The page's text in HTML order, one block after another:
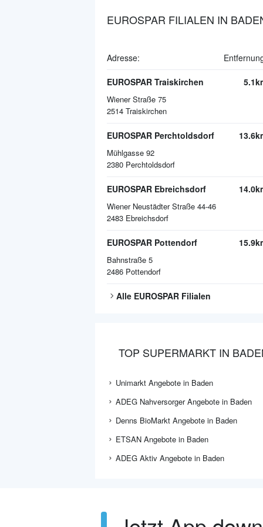
EUROSPAR FILIALEN IN
Adresse:
EUROSPAR Traiskirchen
Wiener Straße 75
2514 Traiskirchen
EUROSPAR Perchtoldsdorf
Mühlgasse 92
2380 Perchtoldsdorf
EUROSPAR Ebreichsdorf
Wiener Neustädter Straße 44-46
2483 Ebreichsdorf
EUROSPAR Pottendorf
Bahnstraße 5
2486 Pottendorf
Alle EUROSPAR Filialen
TOP SUPERMARKT IN
Unimarkt Angebote in Baden
ADEG Nahversorger Angebote in Baden
Denns BioMarkt Angebote in Baden
ETSAN Angebote in Baden
ADEG Aktiv Angebote in Baden